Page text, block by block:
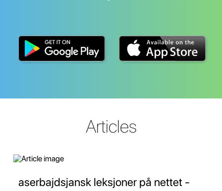
Articles
aserbajdsjansk leksjoner på nettet -